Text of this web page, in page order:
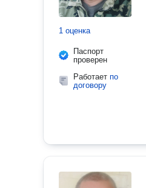
1 оценка
Паспорт
проверен
Работает по
договору